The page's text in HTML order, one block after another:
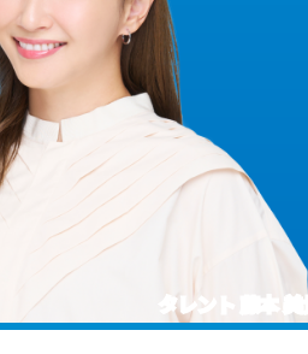
タレント 藤本